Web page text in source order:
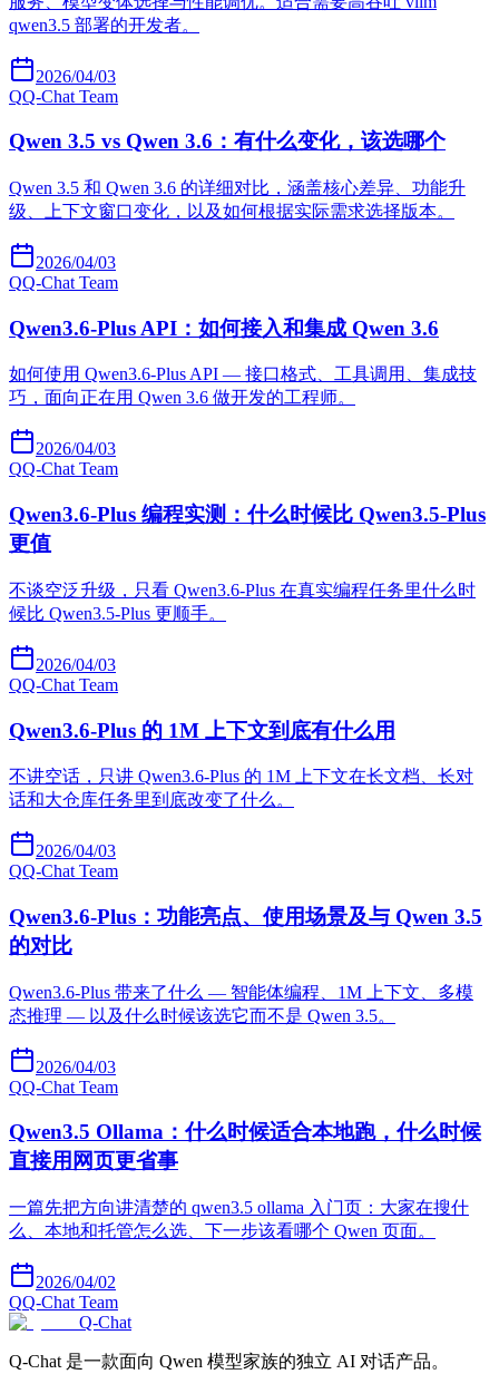
qwen3.5 部署的开发者。
2026/04/03
QQ-Chat Team
Qwen 3.5 vs Qwen 3.6：有什么变化，该选哪个
Qwen 3.5 和 Qwen 3.6 的详细对比，涵盖核心差异、功能升
级、上下文窗口变化，以及如何根据实际需求选择版本。
2026/04/03
QQ-Chat Team
Qwen3.6-Plus API：如何接入和集成 Qwen 3.6
如何使用 Qwen3.6-Plus API — 接口格式、工具调用、集成技
巧，面向正在用 Qwen 3.6 做开发的工程师。
2026/04/03
QQ-Chat Team
Qwen3.6-Plus 编程实测：什么时候比 Qwen3.5-Plus
更值
不谈空泛升级，只看 Qwen3.6-Plus 在真实编程任务里什么时
候比 Qwen3.5-Plus 更顺手。
2026/04/03
QQ-Chat Team
Qwen3.6-Plus 的 1M 上下文到底有什么用
不讲空话，只讲 Qwen3.6-Plus 的 1M 上下文在长文档、长对
话和大仓库任务里到底改变了什么。
2026/04/03
QQ-Chat Team
Qwen3.6-Plus：功能亮点、使用场景及与 Qwen 3.5
的对比
Qwen3.6-Plus 带来了什么 — 智能体编程、1M 上下文、多模
态推理 — 以及什么时候该选它而不是 Qwen 3.5。
2026/04/03
QQ-Chat Team
Qwen3.5 Ollama：什么时候适合本地跑，什么时候
直接用网页更省事
一篇先把方向讲清楚的 qwen3.5 ollama 入门页：大家在搜什
么、本地和托管怎么选、下一步该看哪个 Qwen 页面。
2026/04/02
QQ-Chat Team
Q-Chat
Q-Chat 是一款面向 Qwen 模型家族的独立 AI 对话产品。